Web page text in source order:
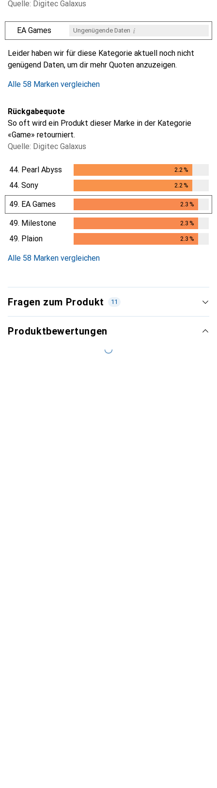
Quelle: Digitec Galaxus
EA Games Ungenügende Daten i
iiii
Leider haben wir für diese Kategorie aktuell noch nicht
genügend Daten, um dir mehr Quoten anzuzeigen.
Alle 58 Marken vergleichen
Rückgabequote
So oft wird ein Produkt dieser Marke in der Kategorie
«Game» retourniert.
Quelle: Digitec Galaxus
44. Pearl Abyss 2.2 %
2.2%
44. Sony 2.2 %
2.2%
49. EA Games 2.3 %
2.3%
49. Milestone 2.3 %
2.3%
49. Plaion 2.3 %
Alle 58 Marken vergleichen
Fragen zum Produkt 11
Produktbewertungen